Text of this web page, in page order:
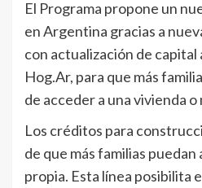
El Programa propone un
en Argentina gracias a
con actualización de capital
Hog.Ar, para que más
de acceder a una vivienda o
Los créditos para
de que más familias puedan
propia. Esta línea posibilita